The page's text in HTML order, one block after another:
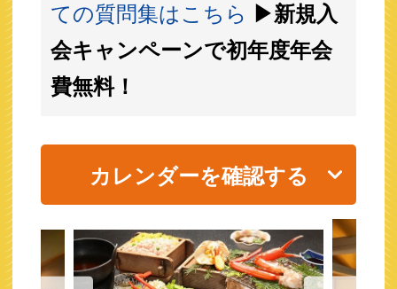
ての質問集はこちら ▶新規入
会キャンペーンで初年度年会
費無料！
カレンダーを確認する